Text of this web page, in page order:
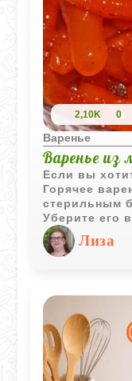
2,10K 0
Варенье
Варенье из
Если вы
Горячее
стерильным
Уберите его
Лиза